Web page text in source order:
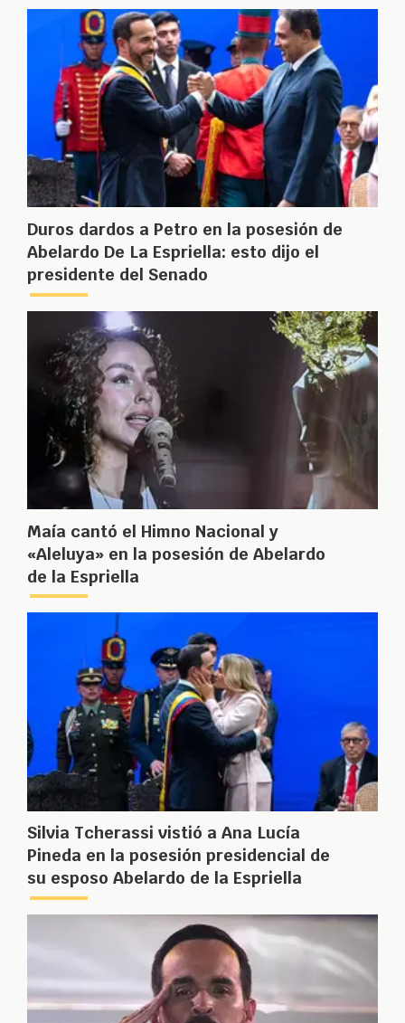
Duros dardos a Petro en la posesión de
Abelardo De La Espriella: esto dijo el
presidente del Senado
Maía cantó el Himno Nacional y
«Aleluya» en la posesión de Abelardo
de la Espriella
Silvia Tcherassi vistió a Ana Lucía
Pineda en la posesión presidencial de
su esposo Abelardo de la Espriella